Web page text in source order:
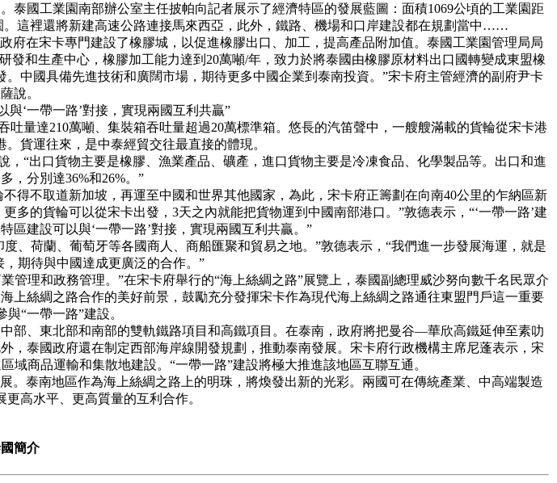
國工業園南部辦公室主任披帕向記者展示了經濟特區的發展藍圖：面積1069公頃的工業園距
這裡還將新建高速公路連接馬來西亞，此外，鐵路、機場和口岸建設都在規劃當中……
在宋卡專門建設了橡膠城，以促進橡膠出口、加工，提高產品附加值。泰國工業園管理局局
和生產中心，橡膠加工能力達到20萬噸/年，致力於將泰國由橡膠原材料出口國轉變成東盟橡
中國具備先進技術和廣闊市場，期待更多中國企業到泰南投資。”宋卡府主管經濟的副府尹卡
說。
‘一帶一路’對接，實現兩國互利共贏”
達210萬噸、集裝箱吞吐量超過20萬標準箱。悠長的汽笛聲中，一艘艘滿載的貨輪從宋卡港
貨運往來，是中泰經貿交往最直接的體現。
出口貨物主要是橡膠、漁業產品、礦產，進口貨物主要是冷凍食品、化學製品等。出口和進
，分別達36%和26%。”
不取道新加坡，再運至中國和世界其他國家，為此，宋卡府正籌劃在向南40公里的乍納區新
的貨輪可以從宋卡出發，3天之內就能把貨物運到中國南部港口。”敦德表示，“‘一帶一路’建
區建設可以與‘一帶一路’對接，實現兩國互利共贏。”
荷蘭、葡萄牙等各國商人、商船匯聚和貿易之地。”敦德表示，“我們進一步發展海運，就是
期待與中國達成更廣泛的合作。”
理和政務管理。”在宋卡府舉行的“海上絲綢之路”展覽上，泰國副總理威沙努向數千名民眾介
絲綢之路合作的美好前景，鼓勵充分發揮宋卡作為現代海上絲綢之路通往東盟門戶這一重要
“一帶一路”建設。
、東北部和南部的雙軌鐵路項目和高鐵項目。在泰南，政府將把曼谷—華欣高鐵延伸至素叻
泰國政府還在制定西部海岸線開發規劃，推動泰南發展。宋卡府行政機構主席尼蓬表示，宋
商品運輸和集散地建設。“一帶一路”建設將極大推進該地區互聯互通。
泰南地區作為海上絲綢之路上的明珠，將煥發出新的光彩。兩國可在傳統產業、中高端製造
高水平、更高質量的互利合作。
簡介